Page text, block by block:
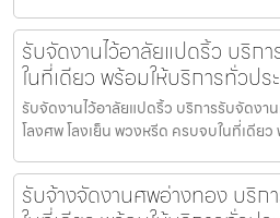
รับจัดงานไว้อาลัยแปดริ้ว บริก
ในที่เดียว พร้อมให้บริการทั่วปร
รับจัดงานไว้อาลัยแปดริ้ว บริการรับจัดง
โลงศพ โลงเย็น พวงหรีด ครบจบในที่เดีย
รับจ้างจัดงานศพอ่างทอง บริ